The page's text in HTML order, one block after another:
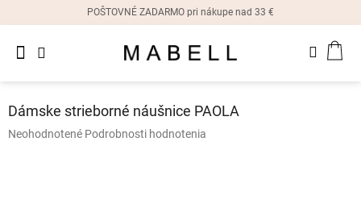
POŠTOVNÉ ZADARMO pri nákupe nad 33 €
Dámske
náušnice
Dámske strieborné náušnice PAOLA
Priemerné
Neohodnotené Podrobnosti hodnotenia